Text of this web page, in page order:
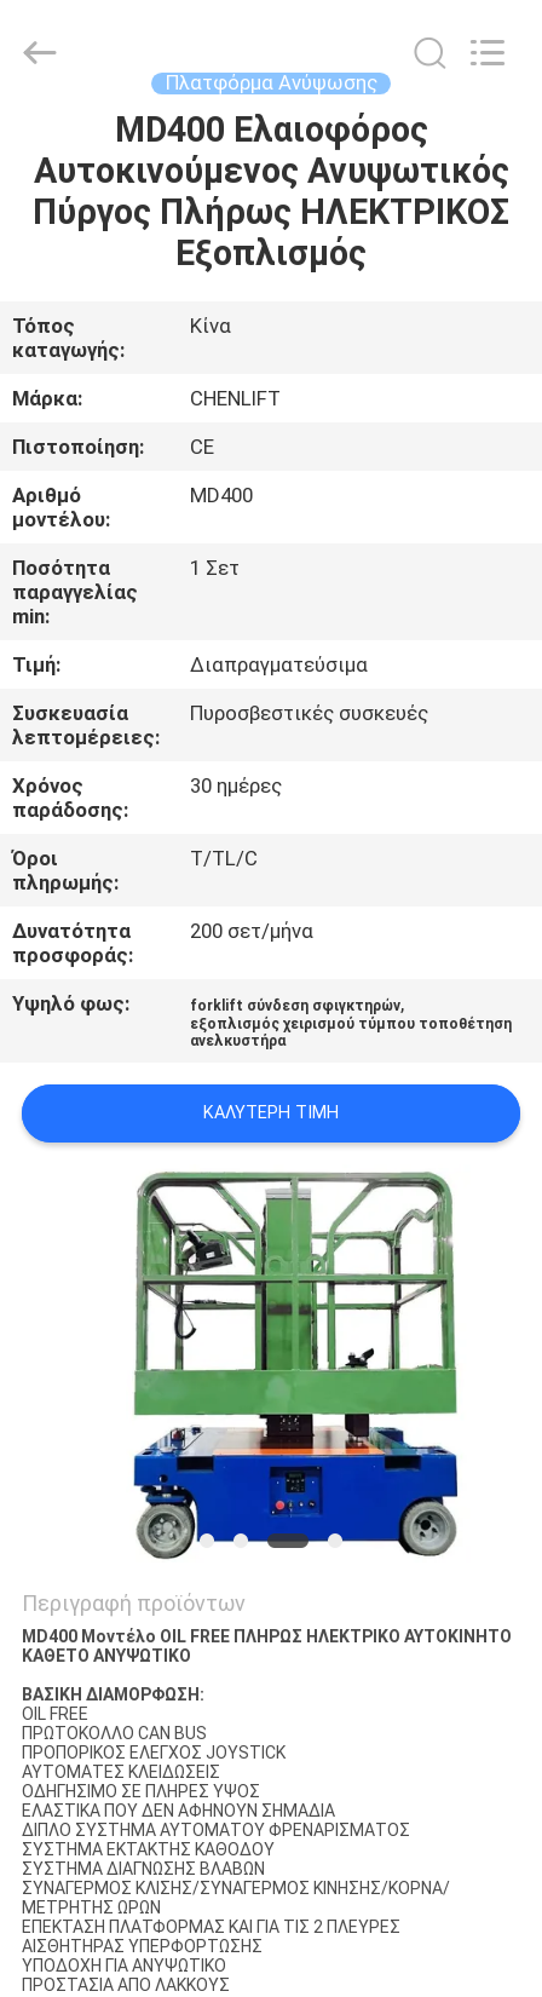
ΠΡΟΪΌΝΤΑ
ΜΕ
ΕΜΆΣ
ΕΠΙΣΚΈΨΕΙΣ
ΣΤΟ
ΕΡΓΟΣΤΆΣΙΟ
ΈΛΕΓΧΟΣ
ΠΟΙΌΤΗΤΑΣ
ΕΠΙΚΟΙΝΩΝΉΣΤΕ
ΜΑΖΊ
ΜΑΣ
ΕΙΔΉΣΕΙΣ
ΖΗΤΉΣΤΕ
ΜΙΑ
SITEMAP
ΠΟΛΙΤΙΚΉ
ΑΠΟΡΡΉΤΟΥ
Πλατφόρμα Ανύψωσης
MD400 Ελαιοφόρος
Αυτοκινούμενος Ανυψωτικός
Πύργος Πλήρως ΗΛΕΚΤΡΙΚΟΣ
Εξοπλισμός
Τόπος
καταγωγής:
Κίνα
Μάρκα:
CHENLIFT
Πιστοποίηση:
CE
Αριθμό
μοντέλου:
MD400
Ποσότητα
παραγγελίας
min:
1 Σετ
Τιμή:
Διαπραγματεύσιμα
Συσκευασία
λεπτομέρειες:
Πυροσβεστικές συσκευές
Χρόνος
παράδοσης:
30 ημέρες
Όροι
πληρωμής:
T/TL/C
Δυνατότητα
προσφοράς:
200 σετ/μήνα
Υψηλό φως: forklift σύνδεση σφιγκτηρών,
εξοπλισμός χειρισμού τύμπου τοποθέτηση
ανελκυστήρα
ΚΑΛΎΤΕΡΗ ΤΙΜΉ
Περιγραφή προϊόντων
MD400 Μοντέλο OIL FREE ΠΛΗΡΩΣ ΗΛΕΚΤΡΙΚΟ ΑΥΤΟΚΙΝΗΤΟ
ΚΑΘΕΤΟ ΑΝΥΨΩΤΙΚΟ
ΒΑΣΙΚΗ ΔΙΑΜΟΡΦΩΣΗ:
OIL FREE
ΠΡΩΤΟΚΟΛΛΟ CAN BUS
ΠΡΟΠΟΡΙΚΟΣ ΕΛΕΓΧΟΣ JOYSTICK
ΑΥΤΟΜΑΤΕΣ ΚΛΕΙΔΩΣΕΙΣ
ΟΔΗΓΗΣΙΜΟ ΣΕ ΠΛΗΡΕΣ ΥΨΟΣ
ΕΛΑΣΤΙΚΑ ΠΟΥ ΔΕΝ ΑΦΗΝΟΥΝ ΣΗΜΑΔΙΑ
ΔΙΠΛΟ ΣΥΣΤΗΜΑ ΑΥΤΟΜΑΤΟΥ ΦΡΕΝΑΡΙΣΜΑΤΟΣ
ΣΥΣΤΗΜΑ ΕΚΤΑΚΤΗΣ ΚΑΘΟΔΟΥ
ΣΥΣΤΗΜΑ ΔΙΑΓΝΩΣΗΣ ΒΛΑΒΩΝ
ΣΥΝΑΓΕΡΜΟΣ ΚΛΙΣΗΣ/ΣΥΝΑΓΕΡΜΟΣ ΚΙΝΗΣΗΣ/ΚΟΡΝΑ/
ΜΕΤΡΗΤΗΣ ΩΡΩΝ
ΕΠΕΚΤΑΣΗ ΠΛΑΤΦΟΡΜΑΣ ΚΑΙ ΓΙΑ ΤΙΣ 2 ΠΛΕΥΡΕΣ
ΑΙΣΘΗΤΗΡΑΣ ΥΠΕΡΦΟΡΤΩΣΗΣ
ΥΠΟΔΟΧΗ ΓΙΑ ΑΝΥΨΩΤΙΚΟ
ΠΡΟΣΤΑΣΙΑ ΑΠΟ ΛΑΚΚΟΥΣ